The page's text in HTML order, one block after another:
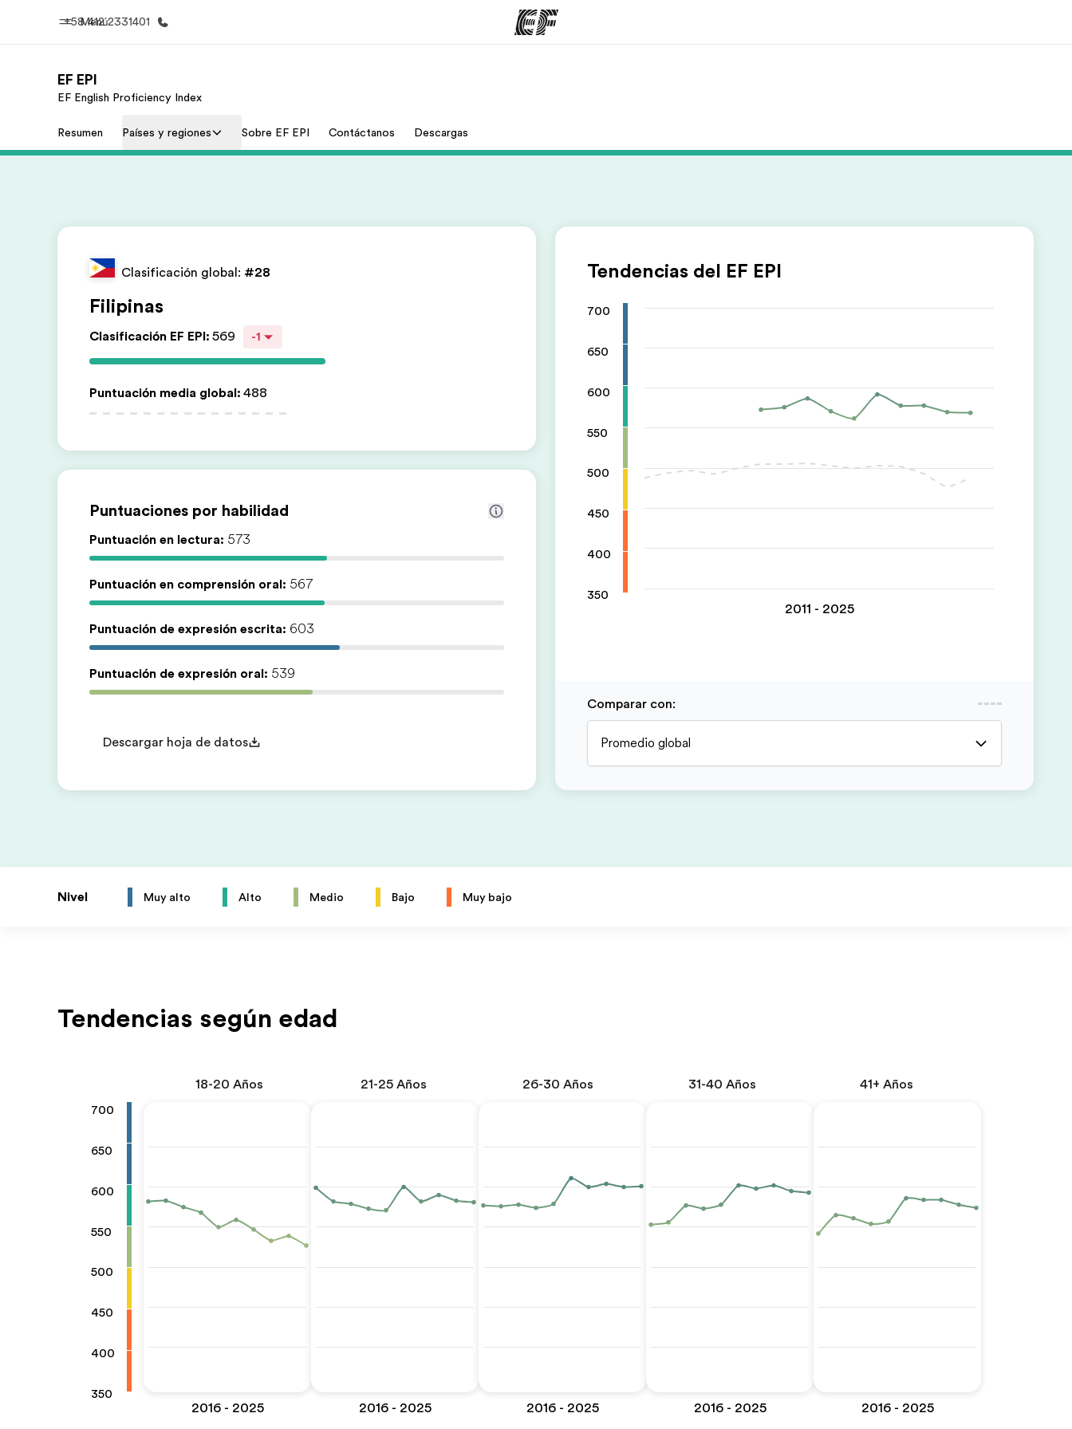
Menú
+58 412 2331401
Bienvenido a EF Ver todo lo que hacemos
EF EPI
EF English Proficiency Index
Resumen Países y regiones Sobre EF EPI Contáctanos Descargas
Clasificación global: #28
Filipinas
Clasificación EF EPI: 569 -1
Puntuación media global: 488
Puntuaciones por habilidad
Puntuación en lectura: 573
Puntuación en comprensión oral: 567
Puntuación de expresión escrita: 603
Puntuación de expresión oral: 539
Descargar hoja de datos
Tendencias del EF EPI
700
650
600
550
500
450
400
350
2011 - 2025
Comparar con:
Promedio global
Nivel Muy alto Alto Medio Bajo Muy bajo
Tendencias según edad
18-20 Años 21-25 Años 26-30 Años 31-40 Años 41+ Años
700
650
600
550
500
450
400
350
2016 - 2025 2016 - 2025 2016 - 2025 2016 - 2025 2016 - 2025